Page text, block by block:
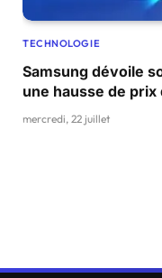
TECHNOLOGIE
Samsung dévoile
une hausse de prix
mercredi, 22 juillet